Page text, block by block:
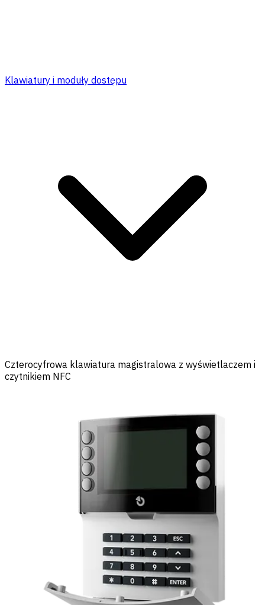
Klawiatury i moduły dostępu
Czterocyfrowa klawiatura magistralowa z wyświetlaczem i
czytnikiem NFC